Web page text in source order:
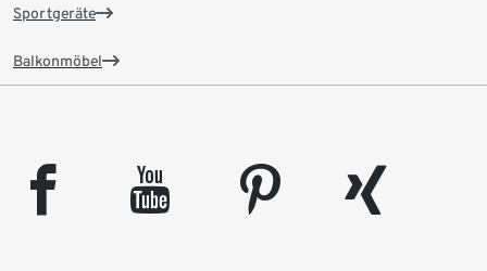
Sportgeräte
Balkonmöbel
facebook youtube pinterest
xing